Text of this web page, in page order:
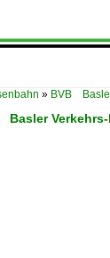
» BVB
Basler